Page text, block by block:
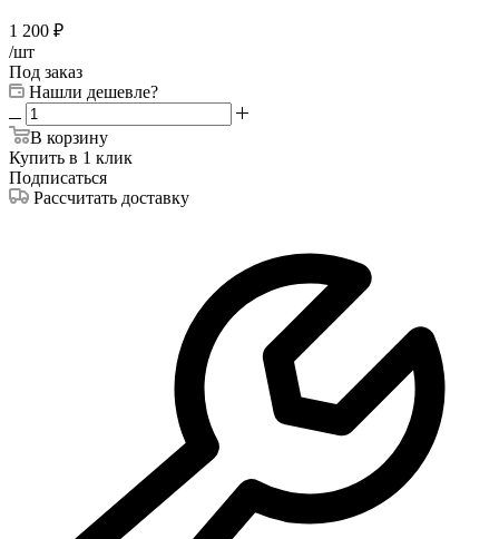
1 200 ₽
/шт
Под заказ
Нашли дешевле?
В корзину
Купить в 1 клик
Подписаться
Рассчитать доставку